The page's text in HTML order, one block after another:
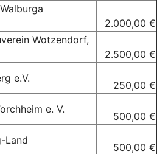
2.000,00 €
Wotzendorf,
2.500,00 €
e.V.
250,00 €
e. V.
500,00 €
Land
500,00 €